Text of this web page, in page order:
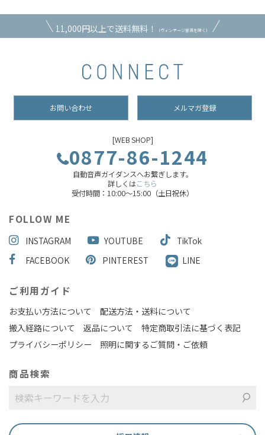
11,000円以上で送料無料！ （ヴィンテージ家具を除く）
お問い合わせ メルマガ登録
[WEB SHOP]
0877-86-1244
自動音声ガイダンスへお繋ぎします。
詳しくはこちら
受付時間：10:00～15:00（土日祝休）
FOLLOW ME
INSTAGRAM YOUTUBE
TikTok
FACEBOOK
PINTEREST LINE
ご利用ガイド
お支払い方法について
配送方法・送料について
搬入経路について
返品について
特定商取引法に基づく表記
プライバシーポリシー
照明に関するご質問・ご依頼
商品検索